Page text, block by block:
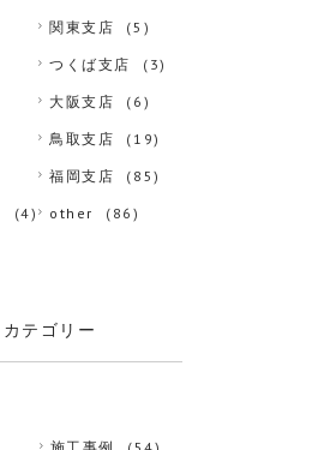
関東支店 (5)
つくば支店 (3)
大阪支店 (6)
鳥取支店 (19)
福岡支店 (85)
(4) other (86)
カテゴリー